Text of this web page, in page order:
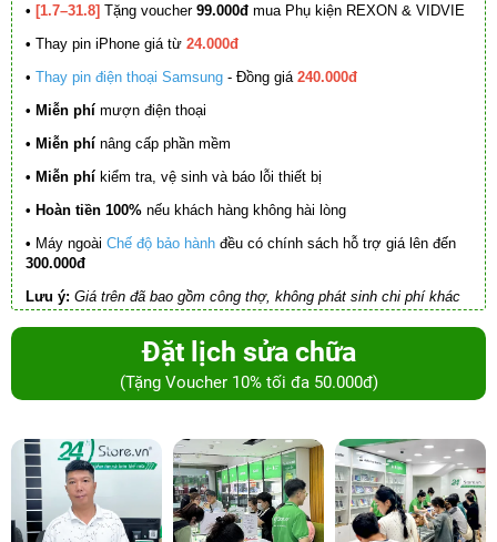
• [1.7–31.8] Tặng voucher 99.000đ mua Phụ kiện REXON & VIDVIE
• Thay pin iPhone giá từ 24.000đ
• Thay pin điện thoại Samsung - Đồng giá 240.000đ
• Miễn phí mượn điện thoại
• Miễn phí nâng cấp phần mềm
• Miễn phí kiểm tra, vệ sinh và báo lỗi thiết bị
• Hoàn tiền 100% nếu khách hàng không hài lòng
• Máy ngoài Chế độ bảo hành đều có chính sách hỗ trợ giá lên đến
300.000đ
Lưu ý: Giá trên đã bao gồm công thợ, không phát sinh chi phí khác
Đặt lịch sửa chữa
(Tặng Voucher 10% tối đa 50.000đ)